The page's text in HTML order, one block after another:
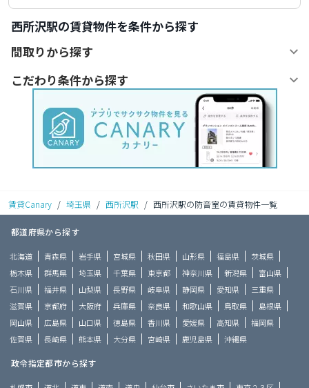
西所沢駅の賃貸物件を条件から探す
間取りから探す
こだわり条件から探す
賃貸Canary / 埼玉県 / 西所沢駅 / 西所沢駅の防音室の賃貸物件一覧
都道府県から探す
北海道 青森県 岩手県 宮城県 秋田県 山形県 福島県
茨城県
栃木県
群馬県 埼玉県 千葉県 東京都 神奈川県 新潟県
富山県
石川県
福井県 山梨県 長野県 岐阜県 静岡県 愛知県
三重県
滋賀県
京都府 大阪府 兵庫県 奈良県 和歌山県 鳥取県
島根県
岡山県
広島県 山口県 徳島県 香川県 愛媛県 高知県
福岡県
佐賀県
長崎県 熊本県 大分県 宮崎県 鹿児島県 沖縄県
政令指定都市から探す